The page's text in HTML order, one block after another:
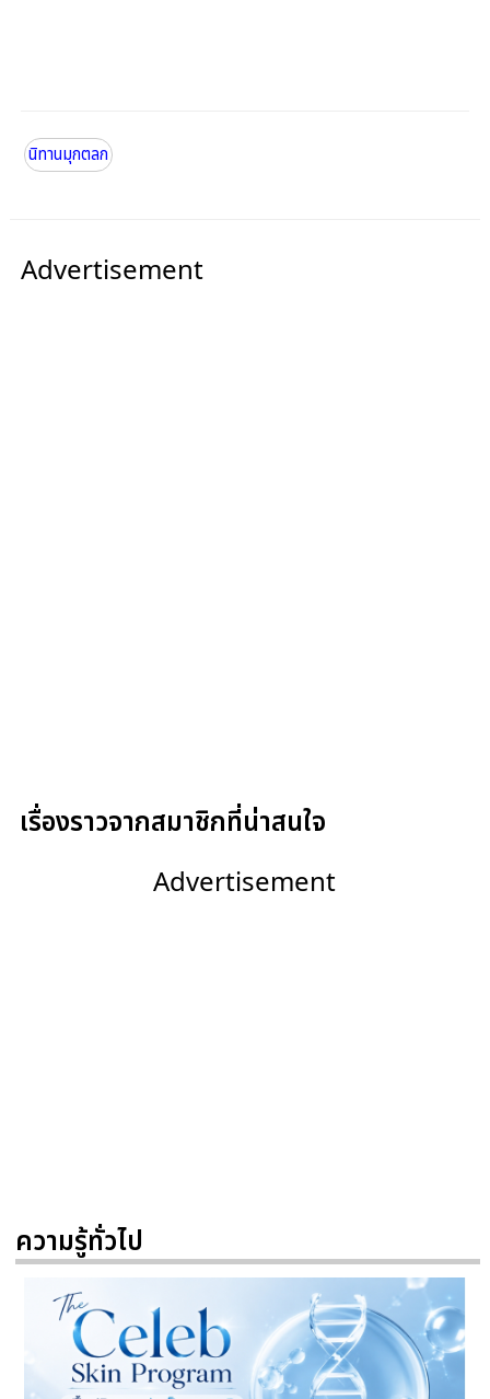
นิทานมุกตลก
Advertisement
เรื่องราวจากสมาชิกที่น่าสนใจ
Advertisement
ความรู้ทั่วไป